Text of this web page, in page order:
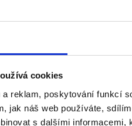
cookies
a reklam, poskytování funkcí
jak náš web používáte,
s dalšími